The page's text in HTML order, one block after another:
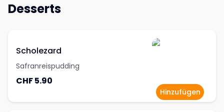
Desserts
Scholezard
Safranreispudding
CHF 5.90
Hinzufügen